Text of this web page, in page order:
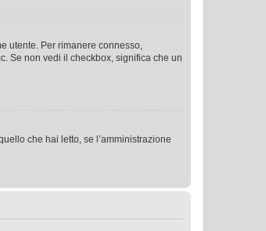
utente. Per rimanere connesso,
Se non vedi il checkbox, significa che un
che hai letto, se l’amministrazione